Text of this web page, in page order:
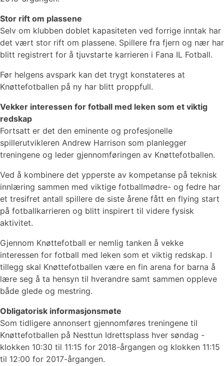
Stor rift om plassene
Selv om klubben doblet kapasiteten ved forrige inntak har
det vært stor rift om plassene. Spillere fra fjern og nær har
blitt registrert for å tjuvstarte karrieren i Fana IL Fotball.
Før helgens avspark kan det trygt konstateres at
Knøttefotballen på ny har blitt proppfull.
Vekker interessen for fotball med leken som et viktig
redskap
Fortsatt er det den eminente og profesjonelle
spillerutvikleren Andrew Harrison som planlegger
treningene og leder gjennomføringen av Knøttefotballen.
Ved å kombinere det ypperste av kompetanse på teknisk
innlæring sammen med viktige fotballmødre- og fedre har
et tresifret antall spillere de siste årene fått en flying start
på fotballkarrieren og blitt inspirert til videre fysisk
aktivitet.
Gjennom Knøttefotball er nemlig tanken å vekke
interessen for fotball med leken som et viktig redskap. I
tillegg skal Knøttefotballen være en fin arena for barna å
lære seg å ta hensyn til hverandre samt sammen oppleve
både glede og mestring.
Obligatorisk informasjonsmøte
Som tidligere annonsert gjennomføres treningene til
Knøttefotballen på Nesttun Idrettsplass hver søndag -
klokken 10:30 til 11:15 for 2018-årgangen og klokken 11:15
til 12:00 for 2017-årgangen.